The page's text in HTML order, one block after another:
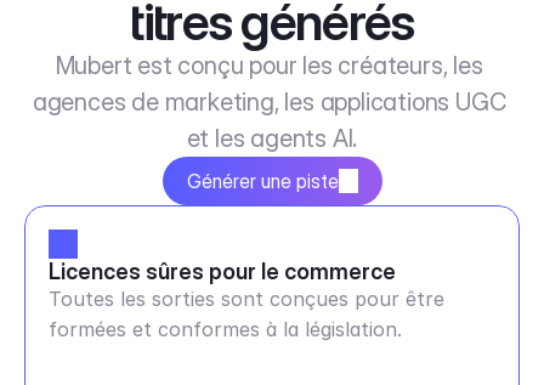
titres générés
Mubert est conçu pour les créateurs, les
agences de marketing, les applications UGC
et les agents AI.
Générer une piste
Licences sûres pour le commerce
Toutes les sorties sont conçues pour être
formées et conformes à la législation.